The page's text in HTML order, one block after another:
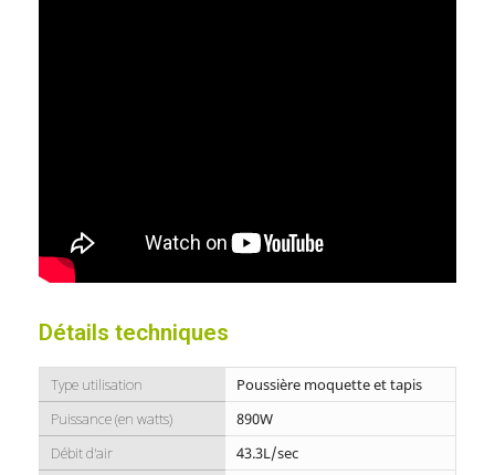
Détails techniques
Type utilisation
Poussière moquette et tapis
Puissance (en watts)
890W
Débit d'air
43.3L/sec